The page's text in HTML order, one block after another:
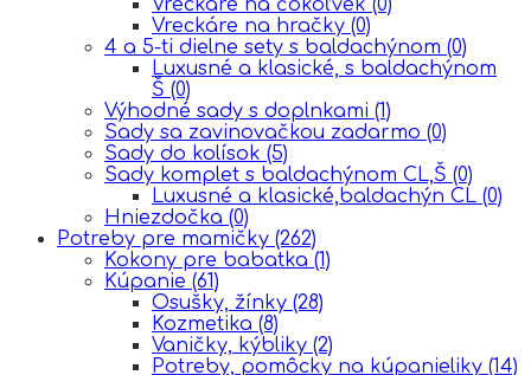
Vreckáre na hračky (0)
4 a 5-ti dielne sety s baldachýnom (0)
Luxusné a klasické, s baldachýnom
Š (0)
Výhodné sady s doplnkami (1)
Sady sa zavinovačkou zadarmo (0)
Sady do kolísok (5)
Sady komplet s baldachýnom CL,Š (0)
Luxusné a klasické,baldachýn CL (0)
Hniezdočka (0)
Potreby pre mamičky (262)
Kokony pre babatka (1)
Kúpanie (61)
Osušky, žínky (28)
Kozmetika (8)
Vaničky, kýbliky (2)
Potreby, pomôcky na kúpanieliky (14)